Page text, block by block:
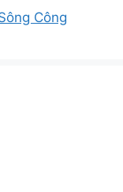
Công